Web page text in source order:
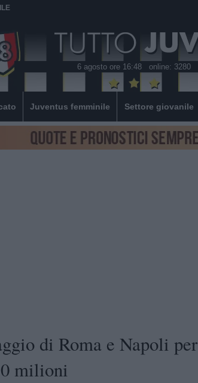
6 agosto ore 16:48 online: 3280
Juventus femminile Settore giovanile
di Roma e Napoli per
milioni